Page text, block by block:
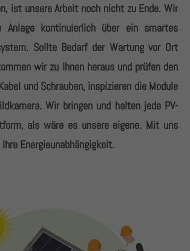
ist unsere Arbeit noch nicht zu Ende. Wir
Anlage kontinuierlich über ein smartes
Sollte Bedarf der Wartung vor Ort
wir zu Ihnen heraus und prüfen den
und Schrauben, inspizieren die Module
Wir bringen und halten jede PV-
als wäre es unsere eigene. Mit uns
Energieunabhängigkeit.